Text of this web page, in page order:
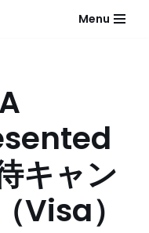
Menu
キャン
Visa）